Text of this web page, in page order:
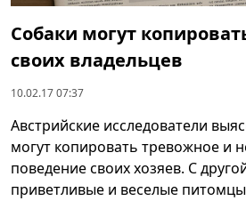
Собаки могут
своих владельцев
10.02.17 07:37
Австрийские исследователи
могут копировать тревожное и
поведение своих хозяев. С
приветливые и веселые